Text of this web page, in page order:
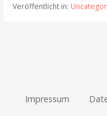
Veröffentlicht in:
Impressum